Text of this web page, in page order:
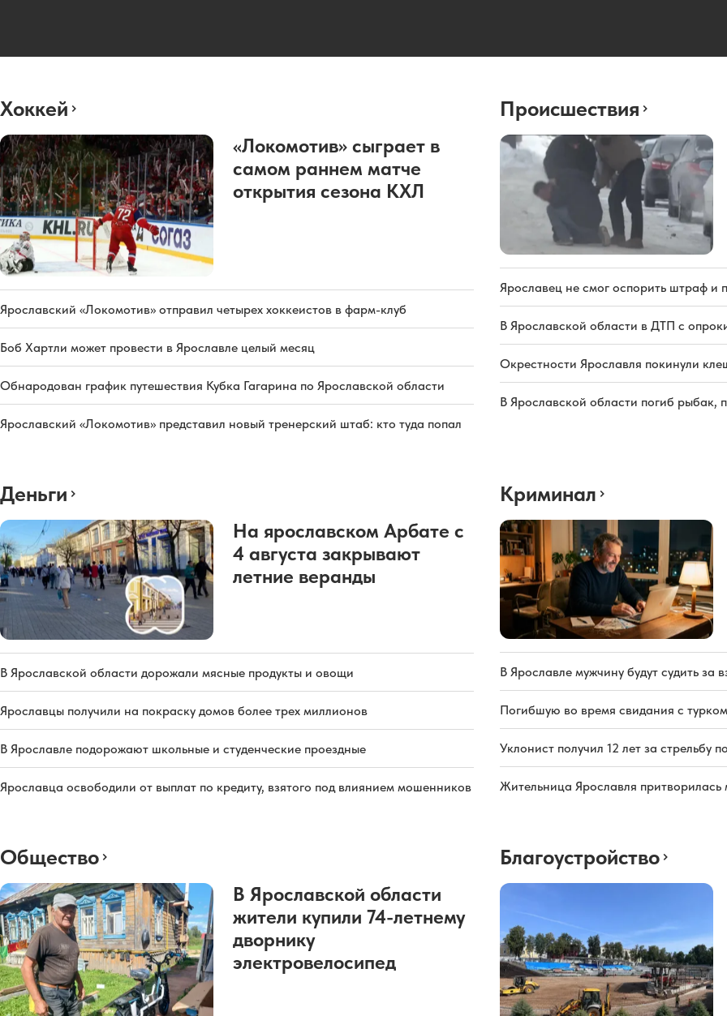
Хоккей
«Локомотив» сыграет в
самом раннем матче
открытия сезона КХЛ
Ярославский «Локомотив» отправил четырех хоккеистов в фарм-клуб
Боб Хартли может провести в Ярославле целый месяц
Обнародован график путешествия Кубка Гагарина по Ярославской области
Ярославский «Локомотив» представил новый тренерский штаб: кто туда попал
Происшествия
Ярославец не смог оспорить штраф и
В Ярославской области в ДТП с
Окрестности Ярославля покинули
В Ярославской области погиб рыбак,
Деньги
На ярославском Арбате с
4 августа закрывают
летние веранды
В Ярославской области дорожали мясные продукты и овощи
Ярославцы получили на покраску домов более трех миллионов
В Ярославле подорожают школьные и студенческие проездные
Ярославца освободили от выплат по кредиту, взятого под влиянием мошенников
Криминал
В Ярославле мужчину будут судить за
Погибшую во время свидания с
Уклонист получил 12 лет за стрельбу
Жительница Ярославля
Общество
В Ярославской области
жители купили 74-летнему
дворнику
электровелосипед
Благоустройство